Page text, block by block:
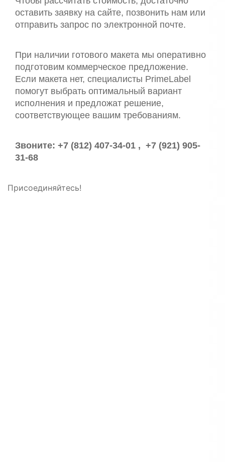
оставить заявку на сайте, позвонить нам или
отправить запрос по электронной почте.
При наличии готового макета мы оперативно
подготовим коммерческое предложение.
Если макета нет, специалисты PrimeLabel
помогут выбрать оптимальный вариант
исполнения и предложат решение,
соответствующее вашим требованиям.
Звоните: +7 (812) 407-34-01 , +7 (921) 905-
31-68
Присоединяйтесь!